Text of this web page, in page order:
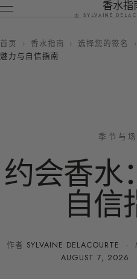
香水指
由 SYLVAINE
首页 › 香水指南 › 选择您的签名 ›
魅力与自信指南
季节与
约会香水
自信
作者 SYLVAINE DELACOURTE ·
AUGUST 7, 2026